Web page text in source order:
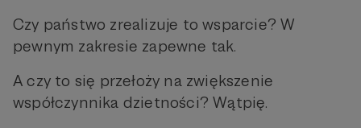
Czy państwo zrealizuje to wsparcie? W
pewnym zakresie zapewne tak.
A czy to się przełoży na zwiększenie
współczynnika dzietności? Wątpię.